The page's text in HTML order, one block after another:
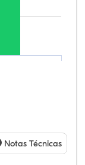
Notas Técnicas